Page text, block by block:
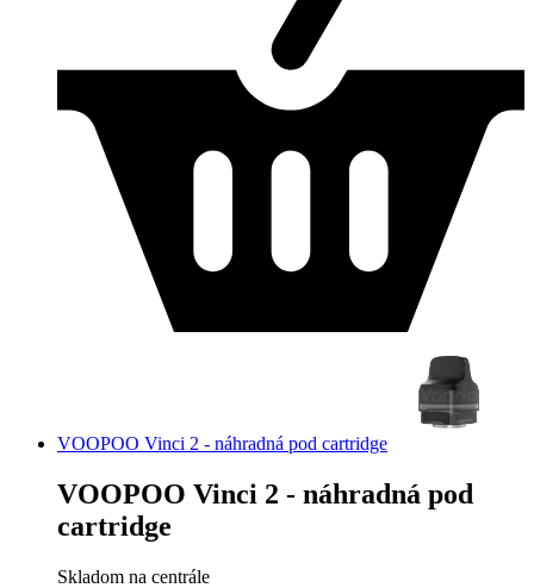
VOOPOO Vinci 2 - náhradná pod cartridge
VOOPOO Vinci 2 - náhradná pod
cartridge
Skladom na centrále